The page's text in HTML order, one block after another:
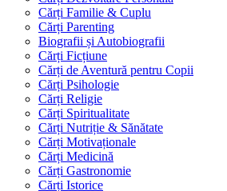
Cărți Familie & Cuplu
Cărți Parenting
Biografii și Autobiografii
Cărți Ficțiune
Cărți de Aventură pentru Copii
Cărți Psihologie
Cărți Religie
Cărți Spiritualitate
Cărți Nutriție & Sănătate
Cărți Motivaționale
Cărți Medicină
Cărți Gastronomie
Cărți Istorice